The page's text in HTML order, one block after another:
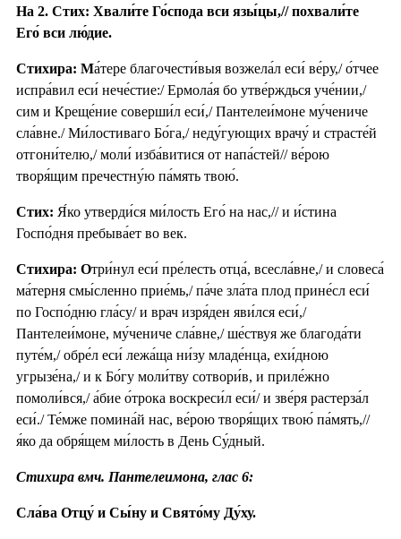
На 2. Стих: Хвали́те Го́спода вси язы́цы,// похвали́те
Его́ вси лю́дие.
Стихира: Ма́тере благочести́выя возжела́л еси́ ве́ру,/ о́тчее
испра́вил еси́ нече́стие:/ Ермола́я бо утве́рждься уче́нии,/
сим и Креще́ние соверши́л еси́,/ Пантелеи́моне му́чениче
сла́вне./ Ми́лостиваго Бо́га,/ неду́гующих врачу́ и страсте́й
отгони́телю,/ моли́ изба́витися от напа́стей// ве́рою
творя́щим пречестну́ю па́мять твою́.
Стих: Я́ко утверди́ся ми́лость Его́ на нас,// и и́стина
Госпо́дня пребыва́ет во век.
Стихира: Отри́нул еси́ пре́лесть отца́, всесла́вне,/ и словеса́
ма́терня смы́сленно прие́мь,/ па́че зла́та плод прине́сл еси́
по Госпо́дню гла́су/ и врач изря́ден яви́лся еси́,/
Пантелеи́моне, му́чениче сла́вне,/ ше́ствуя же благода́ти
путе́м,/ обре́л еси́ лежа́ща ни́зу младе́нца, ехи́дною
угрызе́на,/ и к Бо́гу моли́тву сотвори́в, и приле́жно
помоли́вся,/ а́бие о́трока воскреси́л еси́/ и зве́ря растерза́л
еси́./ Те́мже помина́й нас, ве́рою творя́щих твою́ па́мять,//
я́ко да обря́щем ми́лость в День Су́дный.
Стихира вмч. Пантелеимона, глас 6:
Сла́ва Отцу́ и Сы́ну и Свято́му Ду́ху.